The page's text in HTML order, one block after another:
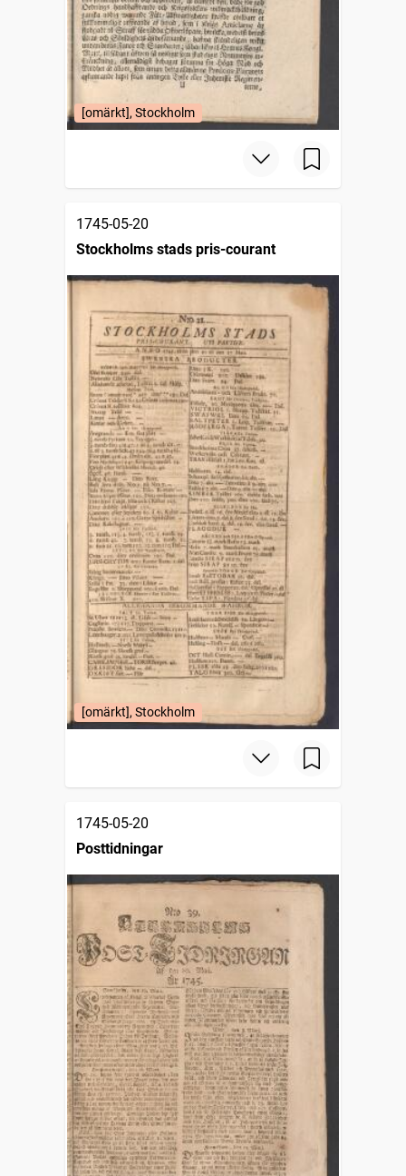
[omärkt], Stockholm
1745-05-20
Stockholms stads pris-courant
[omärkt], Stockholm
1745-05-20
Posttidningar